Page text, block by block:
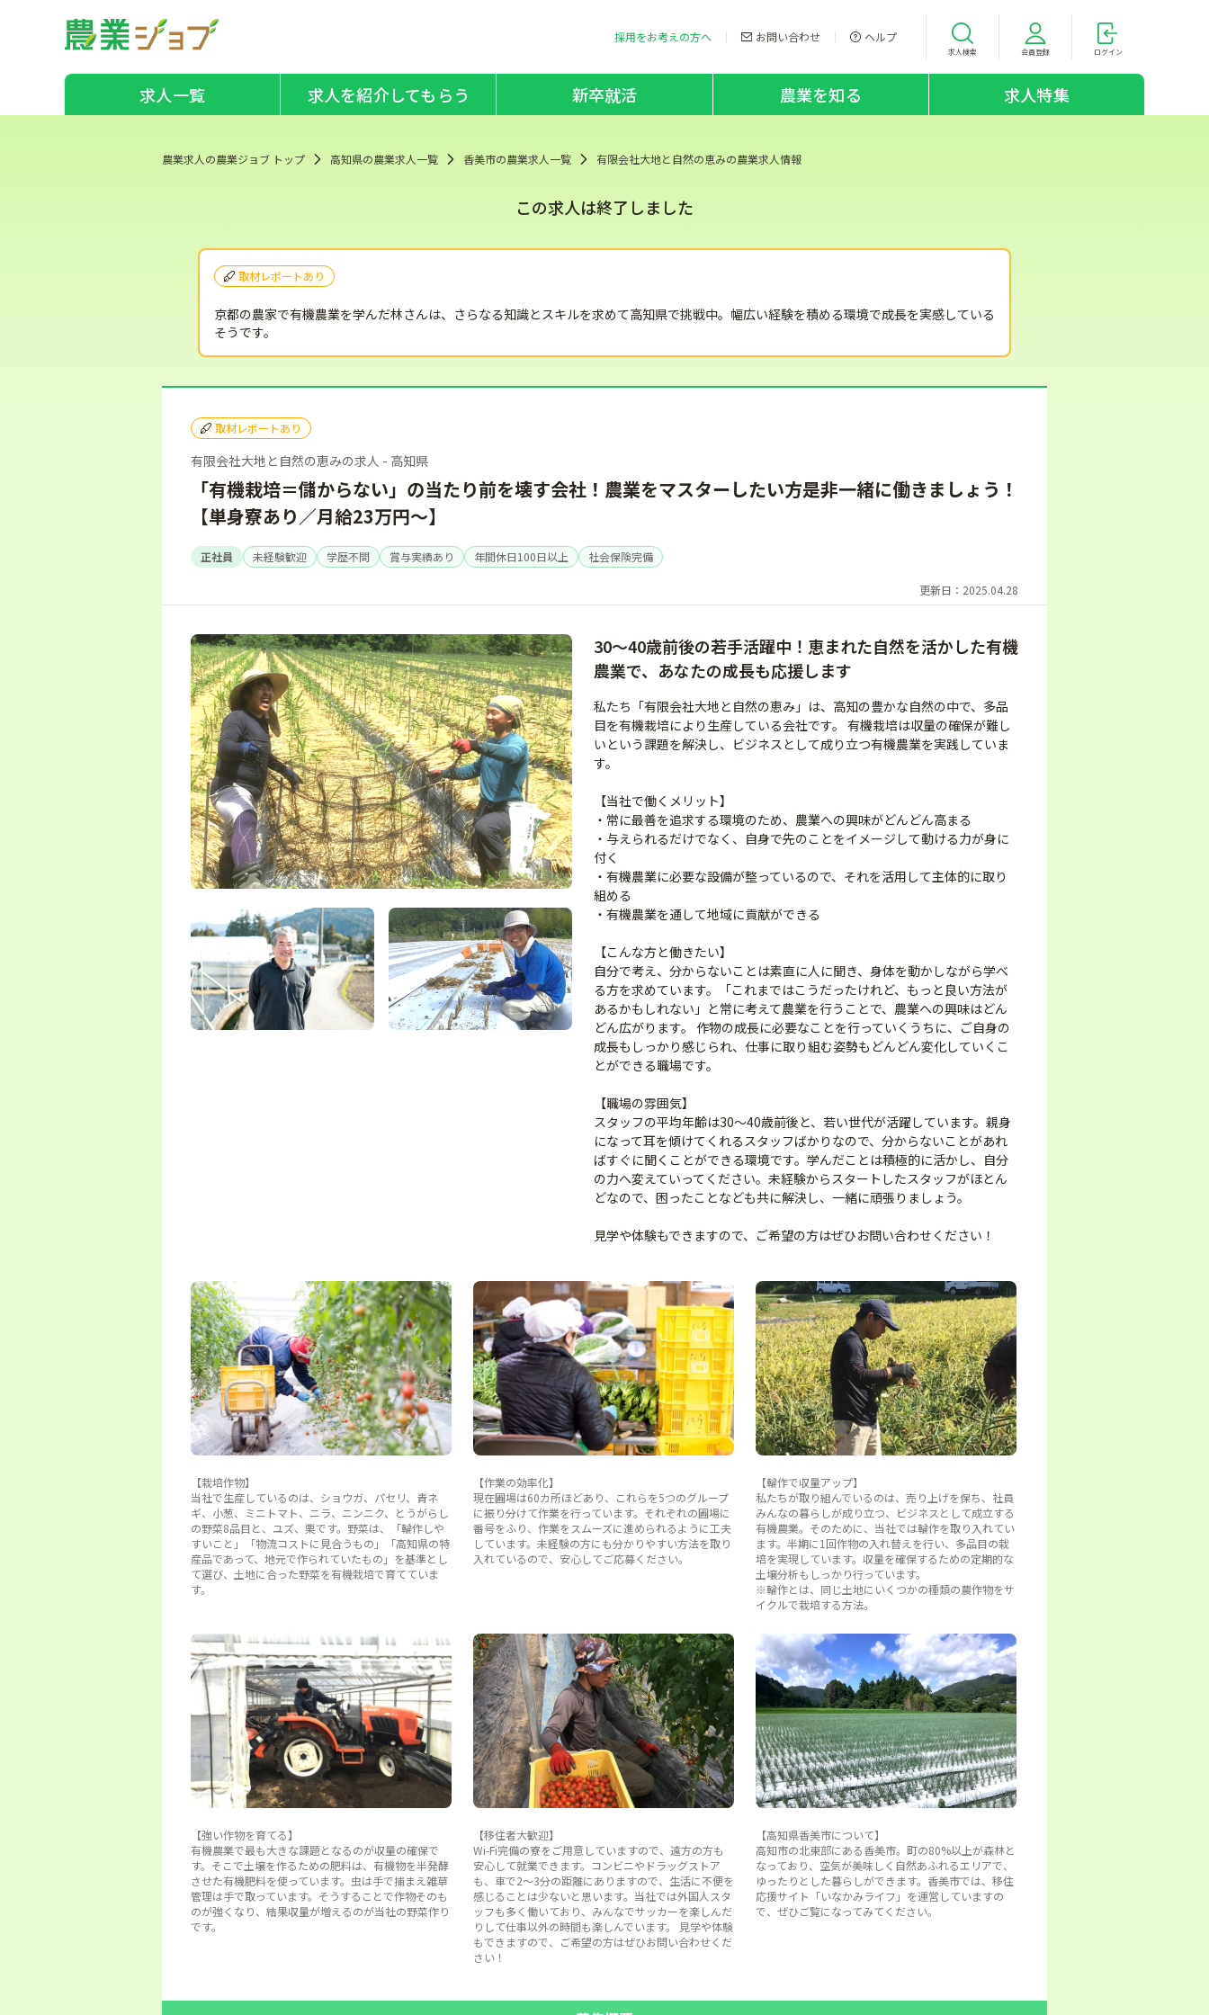
採用をお考えの方へ お問い合わせ ヘルプ
求人検索 会員登録 ログイン
求人一覧 求人を紹介してもらう 新卒就活 農業を知る 求人特集
農業求人の農業ジョブ トップ 高知県の農業求人一覧 香美市の農業求人一覧 有限会社大地と自然の恵みの農業求人情報
この求人は終了しました
取材レポートあり
京都の農家で有機農業を学んだ林さんは、さらなる知識とスキルを求めて高知県で挑戦中。幅広い経験を積める環境で成長を実感している
そうです。
取材レポートあり
有限会社大地と自然の恵みの求人 - 高知県
「有機栽培＝儲からない」の当たり前を壊す会社！農業をマスターしたい方是非一緒に働きましょう！
【単身寮あり／月給23万円～】
正社員 未経験歓迎 学歴不問 賞与実績あり 年間休日100日以上 社会保険完備
更新日：2025.04.28
30～40歳前後の若手活躍中！恵まれた自然を活かした有機
農業で、あなたの成長も応援します
私たち「有限会社大地と自然の恵み」は、高知の豊かな自然の中で、多品
目を有機栽培により生産している会社です。 有機栽培は収量の確保が難し
いという課題を解決し、ビジネスとして成り立つ有機農業を実践していま
す。
【当社で働くメリット】
・常に最善を追求する環境のため、農業への興味がどんどん高まる
・与えられるだけでなく、自身で先のことをイメージして動ける力が身に
付く
・有機農業に必要な設備が整っているので、それを活用して主体的に取り
組める
・有機農業を通して地域に貢献ができる
【こんな方と働きたい】
自分で考え、分からないことは素直に人に聞き、身体を動かしながら学べ
る方を求めています。「これまではこうだったけれど、もっと良い方法が
あるかもしれない」と常に考えて農業を行うことで、農業への興味はどん
どん広がります。 作物の成長に必要なことを行っていくうちに、ご自身の
成長もしっかり感じられ、仕事に取り組む姿勢もどんどん変化していくこ
とができる職場です。
【職場の雰囲気】
スタッフの平均年齢は30～40歳前後と、若い世代が活躍しています。親身
になって耳を傾けてくれるスタッフばかりなので、分からないことがあれ
ばすぐに聞くことができる環境です。学んだことは積極的に活かし、自分
の力へ変えていってください。未経験からスタートしたスタッフがほとん
どなので、困ったことなども共に解決し、一緒に頑張りましょう。
見学や体験もできますので、ご希望の方はぜひお問い合わせください！
【栽培作物】
当社で生産しているのは、ショウガ、パセリ、青ネ
ギ、小葱、ミニトマト、ニラ、ニンニク、とうがらし
の野菜8品目と、ユズ、栗です。野菜は、「輪作しや
すいこと」「物流コストに見合うもの」「高知県の特
産品であって、地元で作られていたもの」を基準とし
て選び、土地に合った野菜を有機栽培で育てていま
す。
【作業の効率化】
現在圃場は60カ所ほどあり、これらを5つのグループ
に振り分けて作業を行っています。それぞれの圃場に
番号をふり、作業をスムーズに進められるように工夫
しています。未経験の方にも分かりやすい方法を取り
入れているので、安心してご応募ください。
【輪作で収量アップ】
私たちが取り組んでいるのは、売り上げを保ち、社員
みんなの暮らしが成り立つ、ビジネスとして成立する
有機農業。そのために、当社では輪作を取り入れてい
ます。半期に1回作物の入れ替えを行い、多品目の栽
培を実現しています。収量を確保するための定期的な
土壌分析もしっかり行っています。
※輪作とは、同じ土地にいくつかの種類の農作物をサ
イクルで栽培する方法。
【強い作物を育てる】
有機農業で最も大きな課題となるのが収量の確保で
す。そこで土壌を作るための肥料は、有機物を半発酵
させた有機肥料を使っています。虫は手で捕まえ雑草
管理は手で取っています。そうすることで作物そのも
のが強くなり、結果収量が増えるのが当社の野菜作り
です。
【移住者大歓迎】
Wi-Fi完備の寮をご用意していますので、遠方の方も
安心して就業できます。コンビニやドラッグストア
も、車で2～3分の距離にありますので、生活に不便を
感じることは少ないと思います。当社では外国人スタ
ッフも多く働いており、みんなでサッカーを楽しんだ
りして仕事以外の時間も楽しんでいます。 見学や体験
もできますので、ご希望の方はぜひお問い合わせくだ
さい！
【高知県香美市について】
高知市の北東部にある香美市。町の80%以上が森林と
なっており、空気が美味しく自然あふれるエリアで、
ゆったりとした暮らしができます。香美市では、移住
応援サイト「いなかみライフ」を運営していますの
で、ぜひご覧になってみてください。